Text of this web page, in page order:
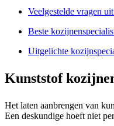
Veelgestelde vragen
Beste
Uitgelichte
Kunststof
Het laten aanbrengen van
Een deskundige hoeft niet